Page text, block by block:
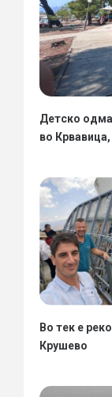
Детско
во
Во тек е
Крушево